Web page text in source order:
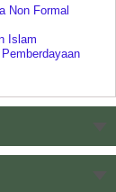
Non Formal
Islam
di Indonesia